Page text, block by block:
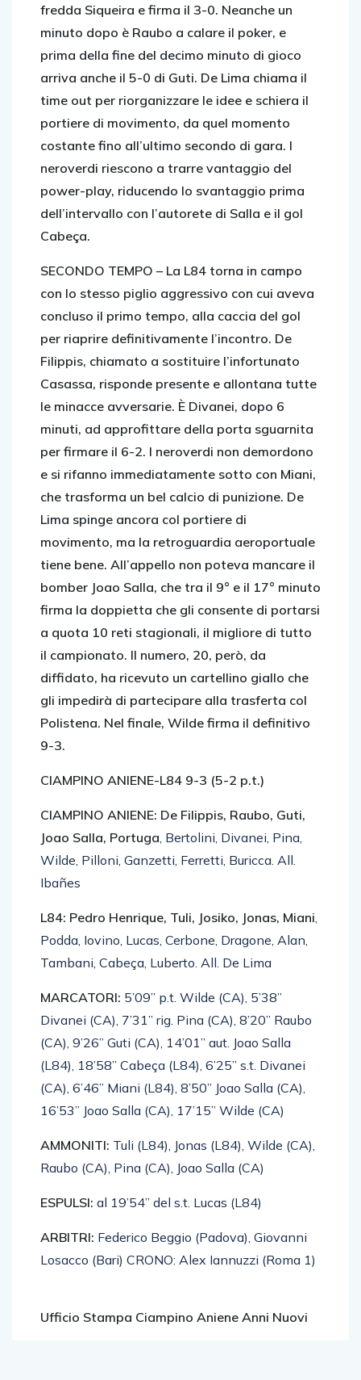
fredda Siqueira e firma il 3-0. Neanche un
minuto dopo è Raubo a calare il poker, e
prima della fine del decimo minuto di gioco
arriva anche il 5-0 di Guti. De Lima chiama il
time out per riorganizzare le idee e schiera il
portiere di movimento, da quel momento
costante fino all’ultimo secondo di gara. I
neroverdi riescono a trarre vantaggio del
power-play, riducendo lo svantaggio prima
dell’intervallo con l’autorete di Salla e il gol
Cabeça.
SECONDO TEMPO – La L84 torna in campo
con lo stesso piglio aggressivo con cui aveva
concluso il primo tempo, alla caccia del gol
per riaprire definitivamente l’incontro. De
Filippis, chiamato a sostituire l’infortunato
Casassa, risponde presente e allontana tutte
le minacce avversarie. È Divanei, dopo 6
minuti, ad approfittare della porta sguarnita
per firmare il 6-2. I neroverdi non demordono
e si rifanno immediatamente sotto con Miani,
che trasforma un bel calcio di punizione. De
Lima spinge ancora col portiere di
movimento, ma la retroguardia aeroportuale
tiene bene. All’appello non poteva mancare il
bomber Joao Salla, che tra il 9° e il 17° minuto
firma la doppietta che gli consente di portarsi
a quota 10 reti stagionali, il migliore di tutto
il campionato. Il numero, 20, però, da
diffidato, ha ricevuto un cartellino giallo che
gli impedirà di partecipare alla trasferta col
Polistena. Nel finale, Wilde firma il definitivo
9-3.
CIAMPINO ANIENE-L84 9-3 (5-2 p.t.)
CIAMPINO ANIENE: De Filippis, Raubo, Guti,
Joao Salla, Portuga, Bertolini, Divanei, Pina,
Wilde, Pilloni, Ganzetti, Ferretti, Buricca. All.
Ibañes
L84: Pedro Henrique, Tuli, Josiko, Jonas, Miani,
Podda, Iovino, Lucas, Cerbone, Dragone, Alan,
Tambani, Cabeça, Luberto. All. De Lima
MARCATORI: 5’09” p.t. Wilde (CA), 5’38”
Divanei (CA), 7’31” rig. Pina (CA), 8’20” Raubo
(CA), 9’26” Guti (CA), 14’01” aut. Joao Salla
(L84), 18’58” Cabeça (L84), 6’25” s.t. Divanei
(CA), 6’46” Miani (L84), 8’50” Joao Salla (CA),
16’53” Joao Salla (CA), 17’15” Wilde (CA)
AMMONITI: Tuli (L84), Jonas (L84), Wilde (CA),
Raubo (CA), Pina (CA), Joao Salla (CA)
ESPULSI: al 19’54” del s.t. Lucas (L84)
ARBITRI: Federico Beggio (Padova), Giovanni
Losacco (Bari) CRONO: Alex Iannuzzi (Roma 1)
Ufficio Stampa Ciampino Aniene Anni Nuovi